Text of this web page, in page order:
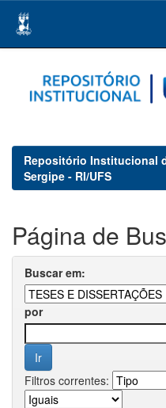
navigation
Repositório Institucional
Sergipe - RI/UFS
Página de
Buscar em:
por
Filtros correntes: